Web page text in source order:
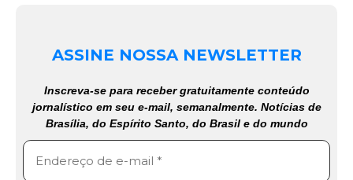
ASSINE NOSSA NEWSLETTER
Inscreva-se para receber gratuitamente conteúdo
jornalístico em seu e-mail, semanalmente. Notícias de
Brasília, do Espírito Santo, do Brasil e do mundo